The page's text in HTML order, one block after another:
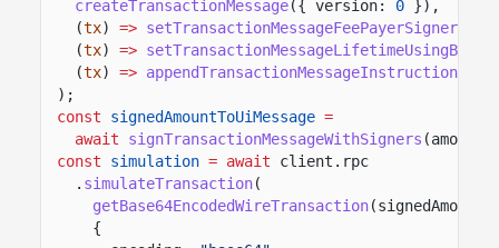
createTransactionMessage({ version: 0
}),
(tx) => setTransactionMessageFeePayerSigner
(tx) =>
(tx) => appendTransactionMessageInstructions
);
const
signedAmountToUiMessage =
await
signTransactionMessageWithSigners
const
simulation = await
client.rpc
. simulateTransaction(
getBase64EncodedWireTransaction
{